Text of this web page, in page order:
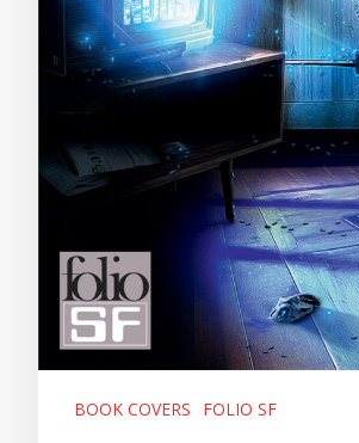
BOOK COVERS FOLIO SF